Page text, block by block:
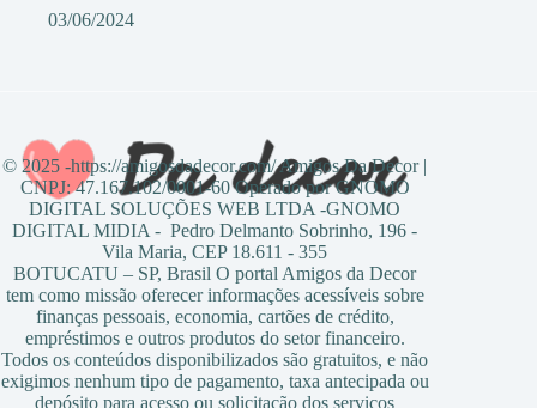
03/06/2024
© 2025 -https://amigosdadecor.com/ Amigos Da Decor |
CNPJ: 47.167.102/0001-60 Operado por GNOMO
DIGITAL SOLUÇÕES WEB LTDA -GNOMO
DIGITAL MIDIA - Pedro Delmanto Sobrinho, 196 -
Vila Maria, CEP 18.611 - 355
BOTUCATU – SP, Brasil O portal Amigos da Decor
tem como missão oferecer informações acessíveis sobre
finanças pessoais, economia, cartões de crédito,
empréstimos e outros produtos do setor financeiro.
Todos os conteúdos disponibilizados são gratuitos, e não
exigimos nenhum tipo de pagamento, taxa antecipada ou
depósito para acesso ou solicitação dos serviços